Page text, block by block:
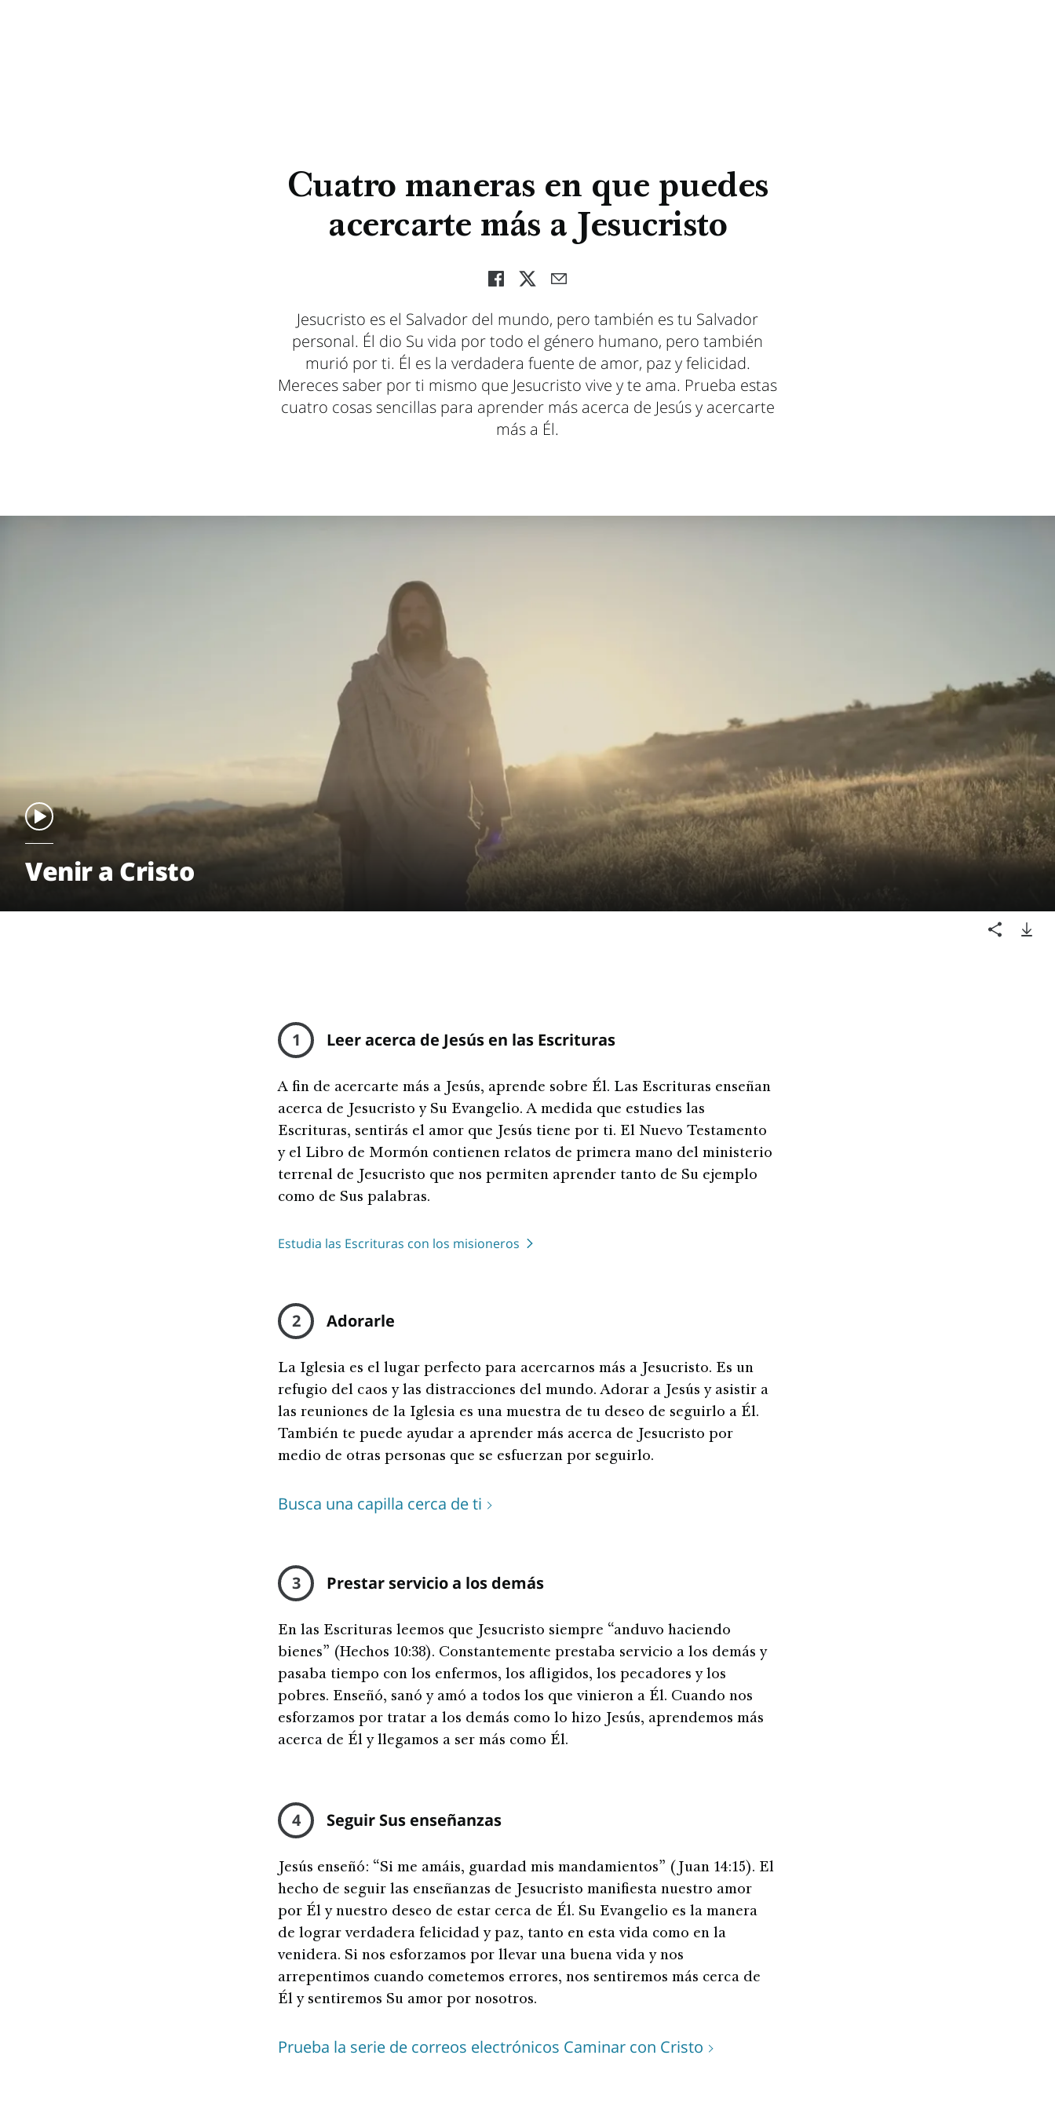
Cuatro maneras en que puedes
acercarte más a Jesucristo
Jesucristo es el Salvador del mundo, pero también es tu Salvador
personal. Él dio Su vida por todo el género humano, pero también
murió por ti. Él es la verdadera fuente de amor, paz y felicidad.
Mereces saber por ti mismo que Jesucristo vive y te ama. Prueba estas
cuatro cosas sencillas para aprender más acerca de Jesús y acercarte
más a Él.
Venir a Cristo
1 Leer acerca de Jesús en las Escrituras
A fin de acercarte más a Jesús, aprende sobre Él. Las Escrituras enseñan
acerca de Jesucristo y Su Evangelio. A medida que estudies las
Escrituras, sentirás el amor que Jesús tiene por ti. El Nuevo Testamento
y el Libro de Mormón contienen relatos de primera mano del ministerio
terrenal de Jesucristo que nos permiten aprender tanto de Su ejemplo
como de Sus palabras.
Estudia las Escrituras con los misioneros
2 Adorarle
La Iglesia es el lugar perfecto para acercarnos más a Jesucristo. Es un
refugio del caos y las distracciones del mundo. Adorar a Jesús y asistir a
las reuniones de la Iglesia es una muestra de tu deseo de seguirlo a Él.
También te puede ayudar a aprender más acerca de Jesucristo por
medio de otras personas que se esfuerzan por seguirlo.
Busca una capilla cerca de ti
3 Prestar servicio a los demás
En las Escrituras leemos que Jesucristo siempre “anduvo haciendo
bienes” (Hechos 10:38). Constantemente prestaba servicio a los demás y
pasaba tiempo con los enfermos, los afligidos, los pecadores y los
pobres. Enseñó, sanó y amó a todos los que vinieron a Él. Cuando nos
esforzamos por tratar a los demás como lo hizo Jesús, aprendemos más
acerca de Él y llegamos a ser más como Él.
4 Seguir Sus enseñanzas
Jesús enseñó: “Si me amáis, guardad mis mandamientos” (Juan 14:15). El
hecho de seguir las enseñanzas de Jesucristo manifiesta nuestro amor
por Él y nuestro deseo de estar cerca de Él. Su Evangelio es la manera
de lograr verdadera felicidad y paz, tanto en esta vida como en la
venidera. Si nos esforzamos por llevar una buena vida y nos
arrepentimos cuando cometemos errores, nos sentiremos más cerca de
Él y sentiremos Su amor por nosotros.
Prueba la serie de correos electrónicos Caminar con Cristo